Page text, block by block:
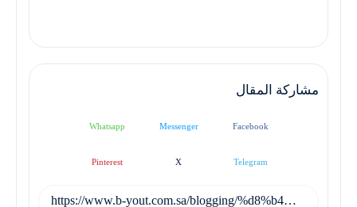
مشاركة المقال
Facebook
Messenger
Whatsapp
Telegram
X
Pinterest